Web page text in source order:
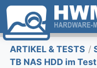
ARTIKEL & TESTS /
TB NAS HDD im Test